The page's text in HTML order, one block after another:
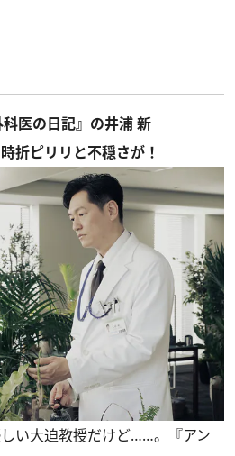
医の日記』の井浦 新
折ピリリと不穏さが！
い大迫教授だけど……。『アン